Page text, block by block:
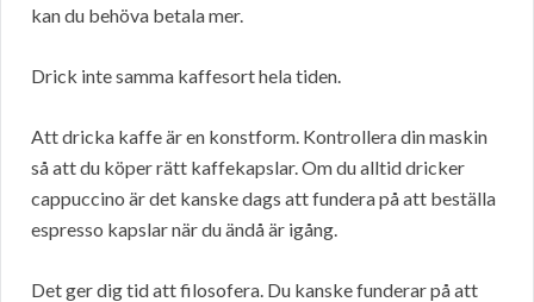
kan du behöva betala mer.
Drick inte samma kaffesort hela tiden.
Att dricka kaffe är en konstform. Kontrollera din maskin
så att du köper rätt kaffekapslar. Om du alltid dricker
cappuccino är det kanske dags att fundera på att beställa
espresso kapslar när du ändå är igång.
Det ger dig tid att filosofera. Du kanske funderar på att